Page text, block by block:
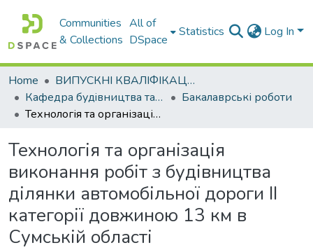
Communities
& Collections
All of
DSpace
Statistics Log In
Home
ВИПУСКНІ КВАЛІФІКАЦІЙНІ РОБОТИ
Кафедра будiвництва та експлуатацiї автомобiльних дорiг
Бакалаврські роботи
Технологія та організація виконання робіт з будівництва ділянки автомобільної дороги ІІ категорії довжиною 13 км в Сумській області
Технологія та організація
виконання робіт з будівництва
ділянки автомобільної дороги ІІ
категорії довжиною 13 км в
Сумській області